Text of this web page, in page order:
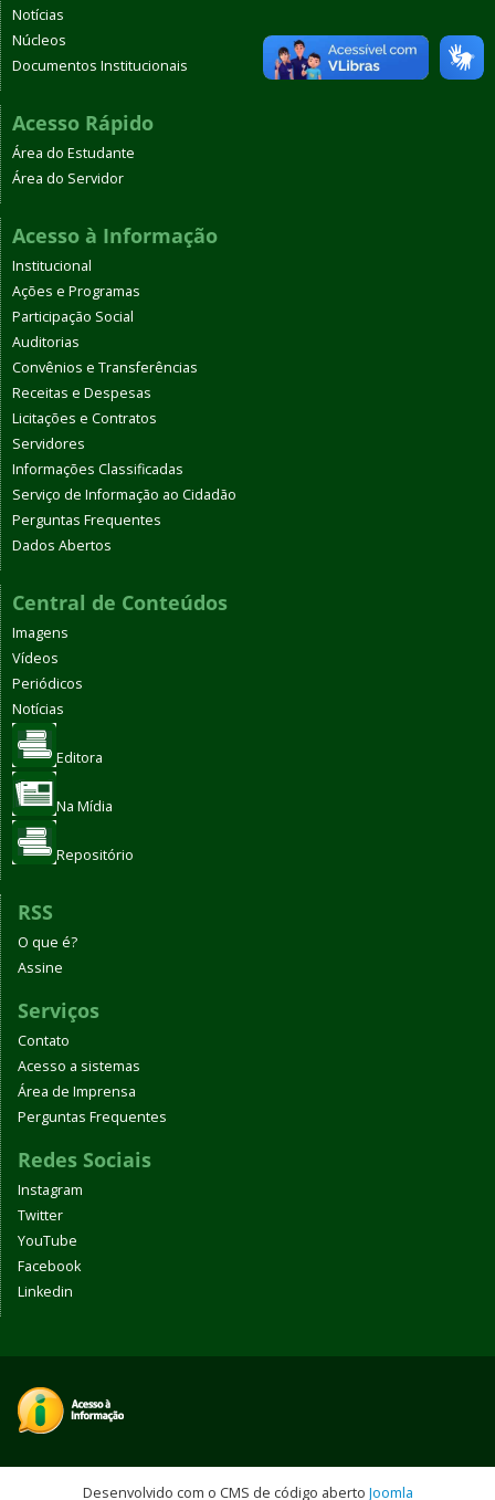
Notícias
Núcleos
Documentos Institucionais
Acesso Rápido
Área do Estudante
Área do Servidor
Acesso à Informação
Institucional
Ações e Programas
Participação Social
Auditorias
Convênios e Transferências
Receitas e Despesas
Licitações e Contratos
Servidores
Informações Classificadas
Serviço de Informação ao Cidadão
Perguntas Frequentes
Dados Abertos
Central de Conteúdos
Imagens
Vídeos
Periódicos
Notícias
Editora
Na Mídia
Repositório
RSS
O que é?
Assine
Serviços
Contato
Acesso a sistemas
Área de Imprensa
Perguntas Frequentes
Redes Sociais
Instagram
Twitter
YouTube
Facebook
Linkedin
Desenvolvido com o CMS de código aberto Joomla